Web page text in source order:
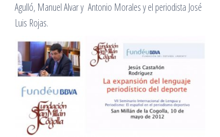
Agulló, Manuel Alvar y Antonio Morales y el periodista José
Luis Rojas.